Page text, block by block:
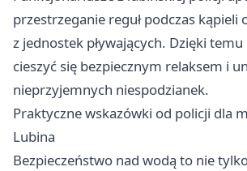
przestrzeganie reguł podczas kąpieli
z jednostek pływających. Dzięki
cieszyć się bezpiecznym relaksem i
nieprzyjemnych niespodzianek.
Praktyczne wskazówki od policji dla
Lubina
Bezpieczeństwo nad wodą to nie